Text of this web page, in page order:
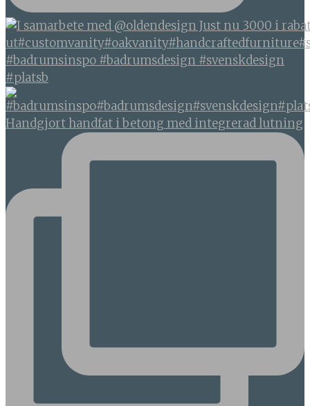
#badrumsinspo #badrumsdesign #svenskdesign
#platsb
Handgjort handfat i betong med integrerad lutning